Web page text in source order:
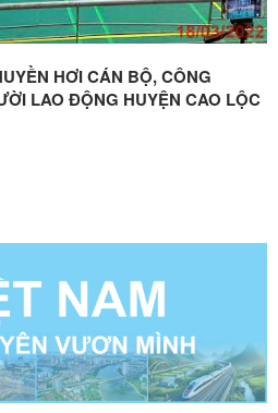
Video
HƠI CÁN BỘ, CÔNG
LAO ĐỘNG HUYỆN CAO LỘC